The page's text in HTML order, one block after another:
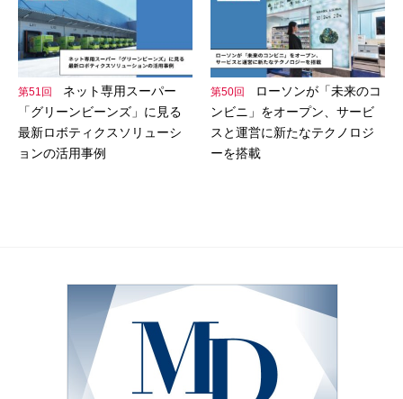
第51回
ネット専用スーパー
「グリーンビーンズ」に見る
最新ロボティクスソリューシ
ョンの活用事例
第50回
ローソンが「未来のコ
ンビニ」をオープン、サービ
スと運営に新たなテクノロジ
ーを搭載